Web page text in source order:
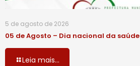
5 de agosto de 2026
05 de Agosto – Dia nacional da saúde
Leia mais...